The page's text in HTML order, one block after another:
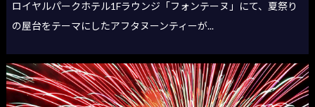
ロイヤルパークホテル1Fラウンジ「フォンテーヌ」にて、夏祭り
の屋台をテーマにしたアフタヌーンティーが...